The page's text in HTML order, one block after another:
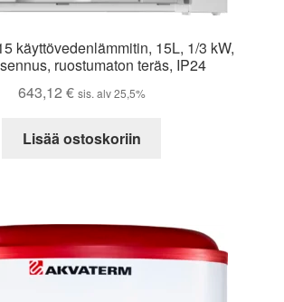
käyttövedenlämmitin, 15L, 1/3 kW,
ruostumaton teräs, IP24
643,12 € sis. alv 25,5%
Lisää ostoskoriin